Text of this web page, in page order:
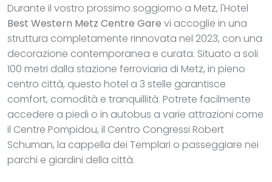
Durante il vostro prossimo soggiorno a Metz, l'Hotel
Best Western Metz Centre Gare vi accoglie in una
struttura completamente rinnovata nel 2023, con una
decorazione contemporanea e curata. Situato a soli
100 metri dalla stazione ferroviaria di Metz, in pieno
centro città, questo hotel a 3 stelle garantisce
comfort, comodità e tranquillità. Potrete facilmente
accedere a piedi o in autobus a varie attrazioni come
il Centre Pompidou, il Centro Congressi Robert
Schuman, la cappella dei Templari o passeggiare nei
parchi e giardini della città.